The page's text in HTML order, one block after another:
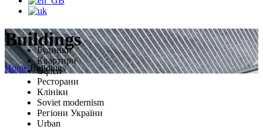
Buildings
Home Buildings
Будинки
Квартири
Офіси
Ресторани
Клініки
Soviet modernism
Регіони України
Urban